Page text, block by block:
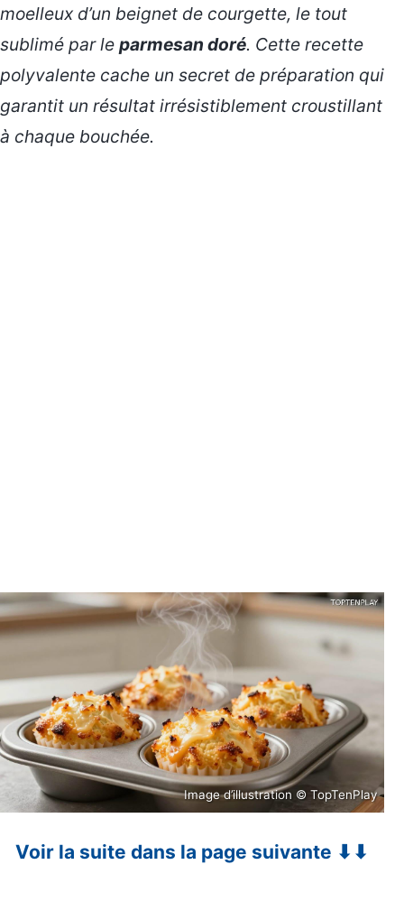
moelleux d’un beignet de courgette, le tout
sublimé par le parmesan doré. Cette recette
polyvalente cache un secret de préparation qui
garantit un résultat irrésistiblement croustillant
à chaque bouchée.
Image d’illustration © TopTenPlay
Voir la suite dans la page suivante ⬇⬇